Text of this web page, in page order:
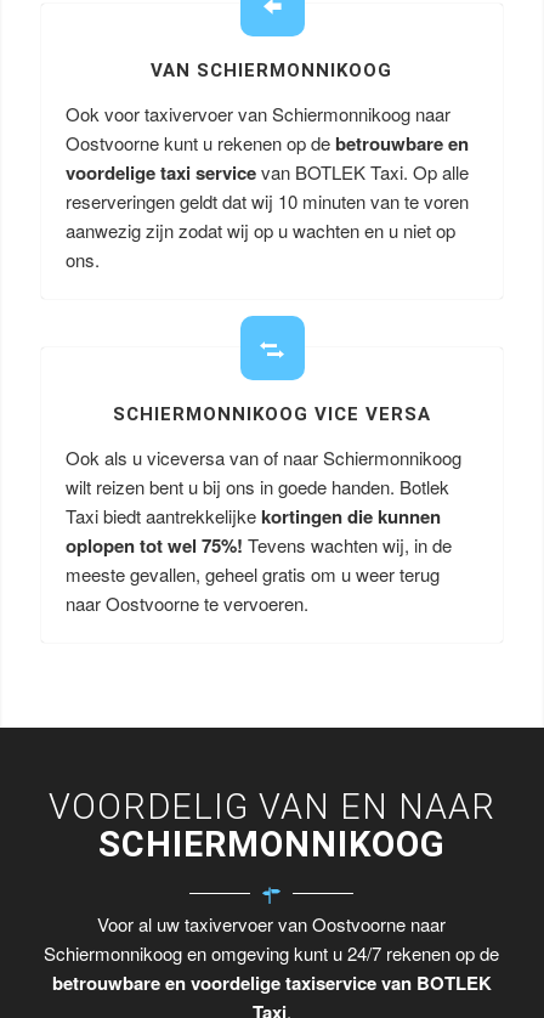
VAN SCHIERMONNIKOOG
Ook voor taxivervoer van Schiermonnikoog naar
Oostvoorne kunt u rekenen op debetrouwbare en
voordelige taxi servicevan BOTLEK Taxi. Op alle
reserveringen geldt dat wij 10 minuten van te voren
aanwezig zijn zodat wij op u wachten en u niet op
ons.
SCHIERMONNIKOOG VICE VERSA
Ook als u viceversa van of naar Schiermonnikoog
wilt reizen bent u bij ons in goede handen. Botlek
Taxi biedt aantrekkelijkekortingen die kunnen
oplopen tot wel 75%! Tevens wachten wij, in de
meeste gevallen, geheel gratis om u weer terug
naar Oostvoorne te vervoeren.
VOORDELIG VAN EN NAAR
SCHIERMONNIKOOG
Voor al uw taxivervoer van Oostvoorne naar
Schiermonnikoog en omgeving kunt u 24/7 rekenen op de
betrouwbare en voordelige taxiservice van BOTLEK
Taxi.